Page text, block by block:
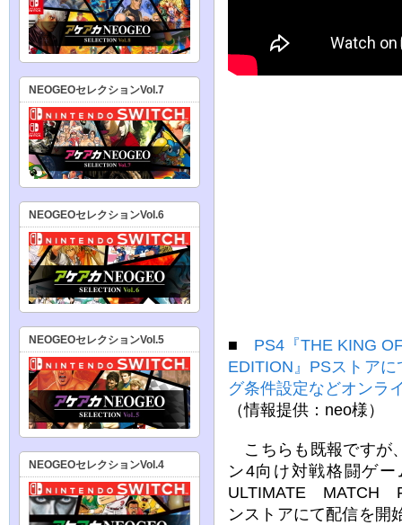
■ PS4『THE KING
EDITION』PSストア
グ条件設定などオンラ
（情報提供：neo様）
こちらも既報ですが
ン4向け対戦格闘ゲ
ULTIMATE MATCH
ンストアにて配信を開
NEOGEOセレクションVol.7
NEOGEOセレクションVol.6
NEOGEOセレクションVol.5
NEOGEOセレクションVol.4